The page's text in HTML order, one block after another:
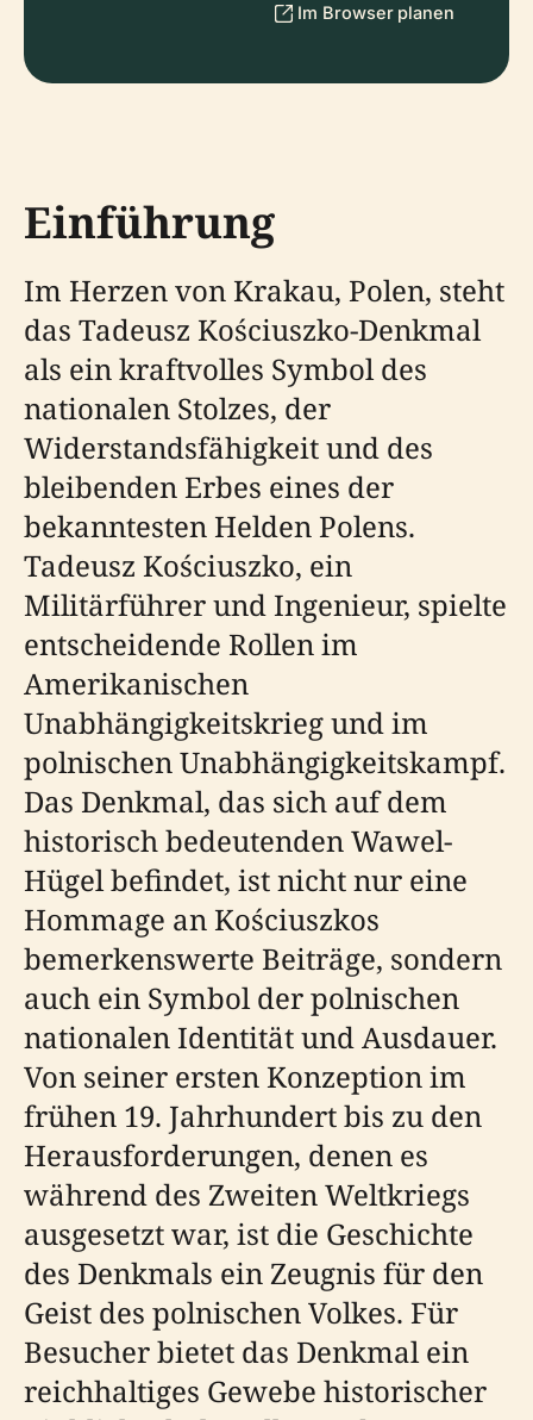
Im Browser planen
Einführung
Im Herzen von Krakau, Polen, steht
das Tadeusz Kościuszko-Denkmal
als ein kraftvolles Symbol des
nationalen Stolzes, der
Widerstandsfähigkeit und des
bleibenden Erbes eines der
bekanntesten Helden Polens.
Tadeusz Kościuszko, ein
Militärführer und Ingenieur, spielte
entscheidende Rollen im
Amerikanischen
Unabhängigkeitskrieg und im
polnischen Unabhängigkeitskampf.
Das Denkmal, das sich auf dem
historisch bedeutenden Wawel-
Hügel befindet, ist nicht nur eine
Hommage an Kościuszkos
bemerkenswerte Beiträge, sondern
auch ein Symbol der polnischen
nationalen Identität und Ausdauer.
Von seiner ersten Konzeption im
frühen 19. Jahrhundert bis zu den
Herausforderungen, denen es
während des Zweiten Weltkriegs
ausgesetzt war, ist die Geschichte
des Denkmals ein Zeugnis für den
Geist des polnischen Volkes. Für
Besucher bietet das Denkmal ein
reichhaltiges Gewebe historischer